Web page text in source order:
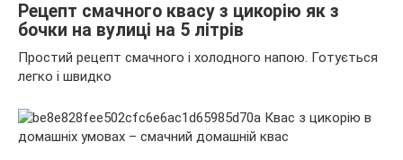
Рецепт смачного квасу з цикорію як з
бочки на вулиці на 5 літрів
Простий рецепт смачного і холодного напою. Готується
легко і швидко